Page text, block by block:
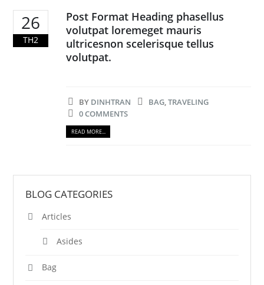
26
TH2
Post Format Heading phasellus
volutpat loremeget mauris
ultricesnon scelerisque tellus
volutpat.
BY DINHTRAN BAG,TRAVELING
0 COMMENTS
READ MORE...
BLOG CATEGORIES
Articles
Asides
Bag